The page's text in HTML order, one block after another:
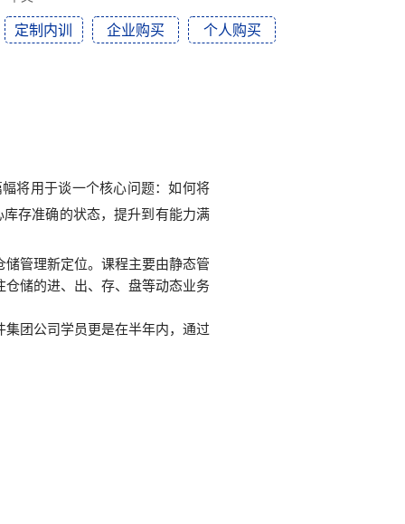
定制内训 企业购买 个人购买
将用于谈一个核心问题：如何将
存准确的状态，提升到有能力满
管理新定位。课程主要由静态管
储的进、出、存、盘等动态业务
团公司学员更是在半年内，通过